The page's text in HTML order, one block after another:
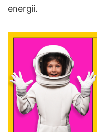
energii.